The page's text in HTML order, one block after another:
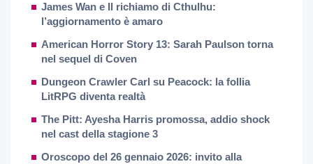
James Wan e Il richiamo di Cthulhu:
l’aggiornamento è amaro
American Horror Story 13: Sarah Paulson torna
nel sequel di Coven
Dungeon Crawler Carl su Peacock: la follia
LitRPG diventa realtà
The Pitt: Ayesha Harris promossa, addio shock
nel cast della stagione 3
Oroscopo del 26 gennaio 2026: invito alla